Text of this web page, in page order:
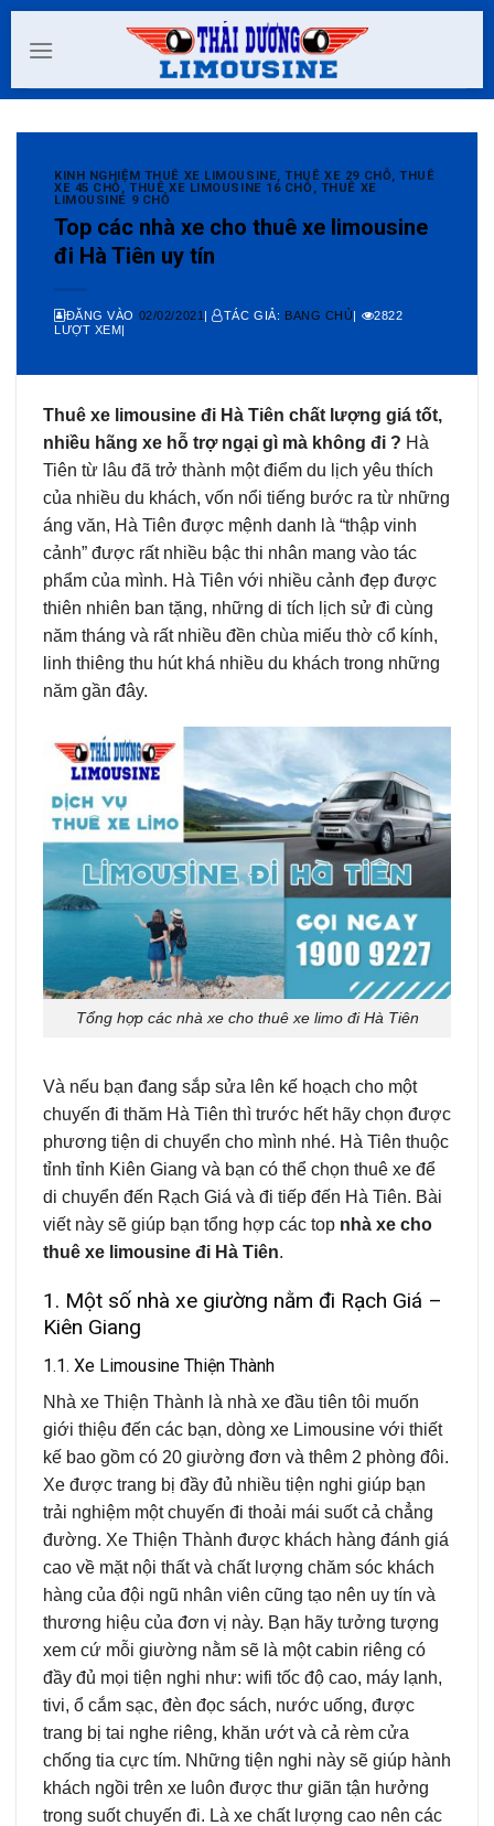
Skip
KINH NGHIỆM THUÊ XE LIMOUSINE,THUÊ XE 29 CHỖ,THUÊ
XE 45 CHỖ,THUÊ XE LIMOUSINE 16 CHỖ, THUÊ XE
LIMOUSINE 9 CHỖ
Top các nhà xe cho thuê xe limousine
đi Hà Tiên uy tín
ĐĂNG VÀO 02/02/2021 | TÁC GIẢ: BANG CHỦ|
2822
LƯỢT XEM|
Thuê xe limousine đi Hà Tiên chất lượng giá tốt,
nhiều hãng xe hỗ trợ ngại gì mà không đi ? Hà
Tiên từ lâu đã trở thành một điểm du lịch yêu thích
của nhiều du khách, vốn nổi tiếng bước ra từ những
áng văn, Hà Tiên được mệnh danh là “thập vinh
cảnh” được rất nhiều bậc thi nhân mang vào tác
phẩm của mình. Hà Tiên với nhiều cảnh đẹp được
thiên nhiên ban tặng, những di tích lịch sử đi cùng
năm tháng và rất nhiều đền chùa miếu thờ cổ kính,
linh thiêng thu hút khá nhiều du khách trong những
năm gần đây.
Tổng hợp các nhà xe cho thuê xe limo đi Hà Tiên
Và nếu bạn đang sắp sửa lên kế hoạch cho một
chuyến đi thăm Hà Tiên thì trước hết hãy chọn được
phương tiện di chuyển cho mình nhé. Hà Tiên thuộc
tỉnh tỉnh Kiên Giang và bạn có thể chọn thuê xe để
di chuyển đến Rạch Giá và đi tiếp đến Hà Tiên. Bài
viết này sẽ giúp bạn tổng hợp các top nhà xe cho
thuê xe limousine đi Hà Tiên.
1. Một số nhà xe giường nằm đi Rạch Giá –
Kiên Giang
1.1. Xe Limousine Thiện Thành
Nhà xe Thiện Thành là nhà xe đầu tiên tôi muốn
giới thiệu đến các bạn, dòng xe Limousine với thiết
kế bao gồm có 20 giường đơn và thêm 2 phòng đôi.
Xe được trang bị đầy đủ nhiều tiện nghi giúp bạn
trải nghiệm một chuyến đi thoải mái suốt cả chẳng
đường. Xe Thiện Thành được khách hàng đánh giá
cao về mặt nội thất và chất lượng chăm sóc khách
hàng của đội ngũ nhân viên cũng tạo nên uy tín và
thương hiệu của đơn vị này. Bạn hãy tưởng tượng
xem cứ mỗi giường nằm sẽ là một cabin riêng có
đầy đủ mọi tiện nghi như: wifi tốc độ cao, máy lạnh,
tivi, ổ cắm sạc, đèn đọc sách, nước uống, được
trang bị tai nghe riêng, khăn ướt và cả rèm cửa
chống tia cực tím. Những tiện nghi này sẽ giúp hành
khách ngồi trên xe luôn được thư giãn tận hưởng
trong suốt chuyến đi. Là xe chất lượng cao nên các